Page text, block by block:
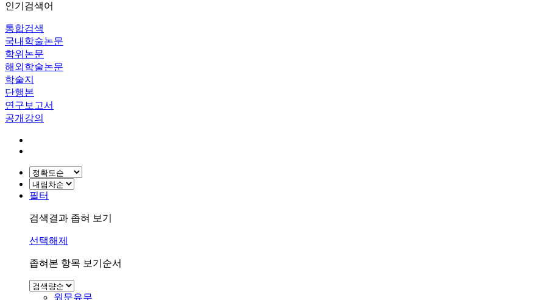
인기검색어
통합검색
국내학술논문
학위논문
해외학술논문
학술지
단행본
연구보고서
공개강의
필터
검색결과 좁혀 보기
선택해제
좁혀본 항목 보기순서
원문유무